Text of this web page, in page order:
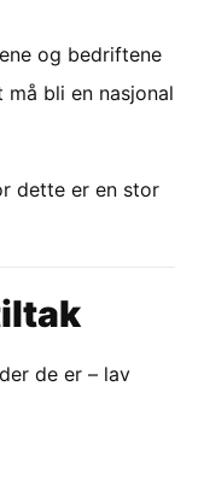
og bedriftene
bli en nasjonal
dette er en stor
de er – lav